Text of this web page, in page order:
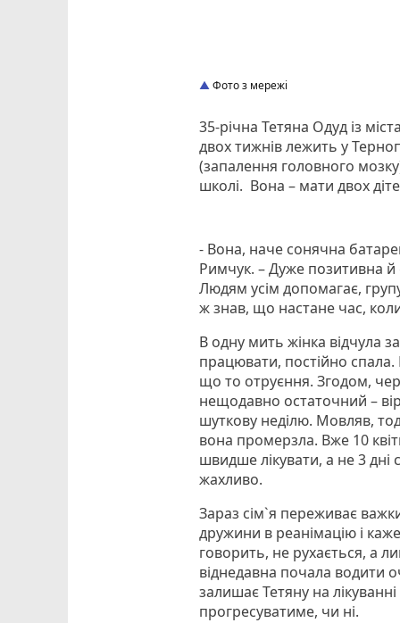
Фото з мережі
35-річна Тетяна Одуд із
двох тижнів лежить у
(запалення головного
школі. Вона – мати двох
- Вона, наче сонячна
Римчук. – Дуже позитивна
Людям усім допомагає,
ж знав, що настане час,
В одну мить жінка відчула
працювати, постійно спала.
що то отруєння. Згодом,
нещодавно остаточний –
шуткову неділю. Мовляв,
вона промерзла. Вже 10
швидше лікувати, а не 3 дні
жахливо.
Зараз сім`я переживає
дружини в реанімацію і
говорить, не рухається, а
віднедавна почала водити
залишає Тетяну на
прогресуватиме, чи ні.